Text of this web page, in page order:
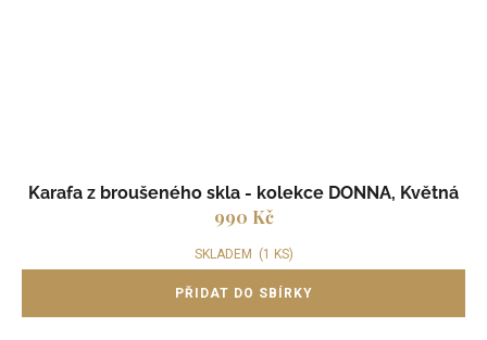
Karafa z broušeného skla - kolekce DONNA, Květná
990 Kč
SKLADEM (1 KS)